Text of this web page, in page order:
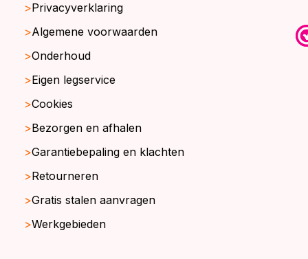
Privacyverklaring
Algemene voorwaarden
Onderhoud
Eigen legservice
Cookies
Bezorgen en afhalen
Garantiebepaling en klachten
Retourneren
Gratis stalen aanvragen
Werkgebieden